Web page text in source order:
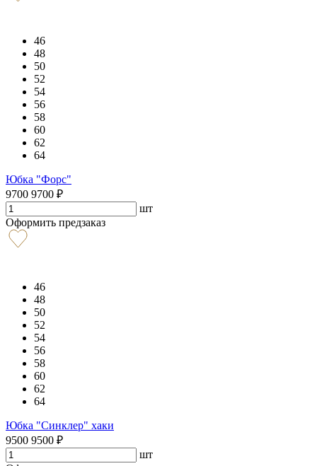
46
48
50
52
54
56
58
60
62
64
Юбка "Форс"
9700 9700 ₽
шт
Оформить предзаказ
46
48
50
52
54
56
58
60
62
64
Юбка "Синклер" хаки
9500 9500 ₽
шт